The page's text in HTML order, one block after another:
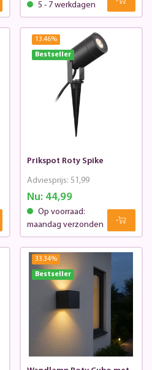
5 - 7 werkdagen
13.46%
Bestseller
Prikspot Roty Spike
Nu: 44,99
Adviesprijs: 51,99
Op voorraad:
maandag verzonden
33.34%
Bestseller